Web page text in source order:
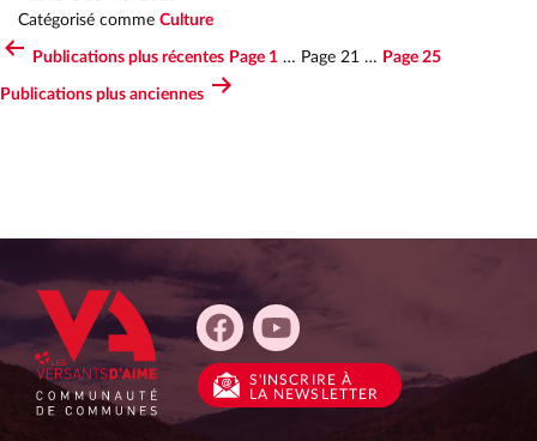
Catégorisé comme Culture
PAGINATION
Publications plus récentes Page 1 … Page 21 … Page 25
Publications plus anciennes
S'INSCRIRE À
LA NEWSLETTER